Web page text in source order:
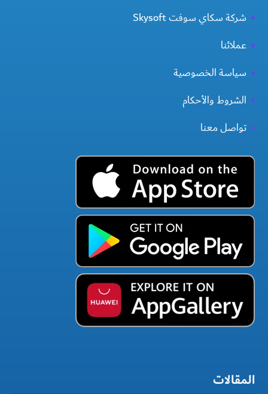
شركة سكاي سوفت Skysoft
عملائنا
سياسة الخصوصية
الشروط والأحكام
تواصل معنا
المقالات